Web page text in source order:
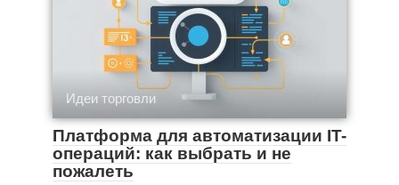
Идеи торговли
Платформа для автоматизации IT-
операций: как выбрать и не
пожалеть